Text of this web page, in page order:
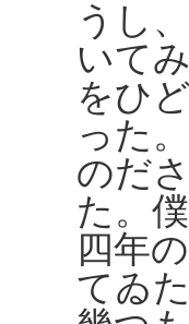
うし
いて
をひ
った
のだ
た。
四年
てゐ